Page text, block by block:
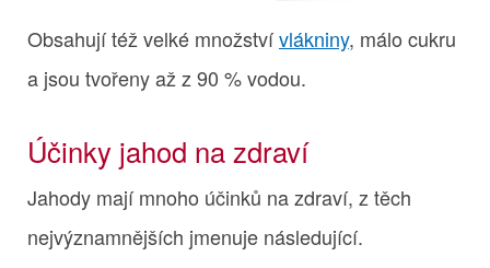
Obsahují též velké množstvívlákniny, málo cukru
a jsou tvořeny až z 90 % vodou.
Účinky jahod na zdraví
Jahody mají mnoho účinků na zdraví, z těch
nejvýznamnějších jmenuje následující.